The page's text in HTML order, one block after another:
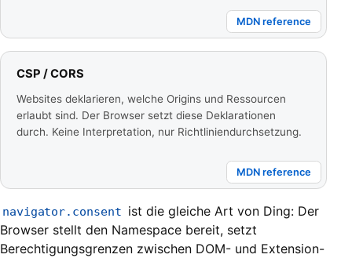
MDN reference
CSP / CORS
Websites deklarieren, welche Origins und Ressourcen
erlaubt sind. Der Browser setzt diese Deklarationen
durch. Keine Interpretation, nur Richtliniendurchsetzung.
MDN reference
navigator.consent ist die gleiche Art von Ding: Der
Browser stellt den Namespace bereit, setzt
Berechtigungsgrenzen zwischen DOM- und Extension-